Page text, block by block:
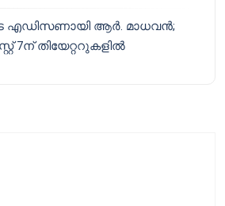
എഡിസണായി ആർ. മാധവൻ;
7ന് തിയേറ്ററുകളിൽ